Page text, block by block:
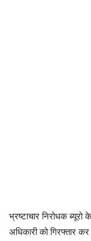
भ्रष्टाचार निरोधक ब्यूरो
अधिकारी को गिरफ्तार